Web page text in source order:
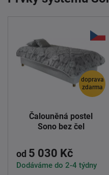
doprava
zdarma
Čalouněná postel
Sono bez čel
od 5 030 Kč
Dodáváme do 2-4 týdny